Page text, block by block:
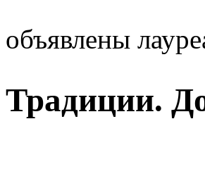
объявлены
Традиции.